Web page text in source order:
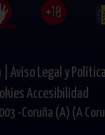
Aviso Legal y
Accesibilidad
-Coruña (A) (A